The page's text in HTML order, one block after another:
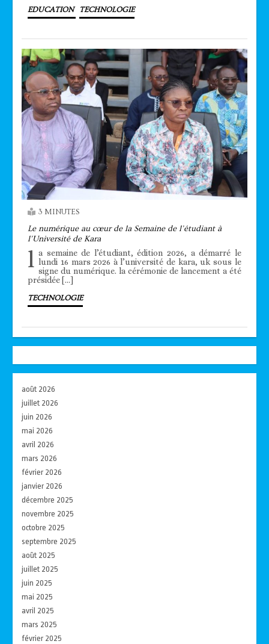
EDUCATION TECHNOLOGIE
3 MINUTES
Le numérique au cœur de la Semaine de l’étudiant à
l’Université de Kara
l a semaine de l’étudiant, édition 2026, a démarré le
lundi 16 mars 2026 à l’université de kara, uk sous le
signe du numérique. la cérémonie de lancement a été
présidée […]
TECHNOLOGIE
août 2026
juillet 2026
juin 2026
mai 2026
avril 2026
mars 2026
février 2026
janvier 2026
décembre 2025
novembre 2025
octobre 2025
septembre 2025
août 2025
juillet 2025
juin 2025
mai 2025
avril 2025
mars 2025
février 2025